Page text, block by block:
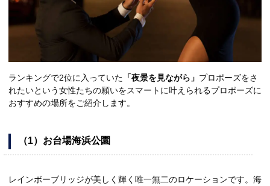
ランキングで2位に入っていた 「夜景を見ながら」 プロポーズをさ
れたいという女性たちの願いをスマートに叶えられるプロポーズに
おすすめの場所をご紹介します。
（1）お台場海浜公園
レインボーブリッジが美しく輝く唯一無二のロケーションです。海